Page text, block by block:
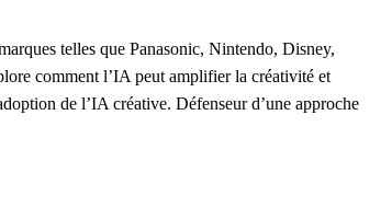
telles que Panasonic, Nintendo, Disney,
comment l’IA peut amplifier la créativité et
de l’IA créative. Défenseur d’une approche